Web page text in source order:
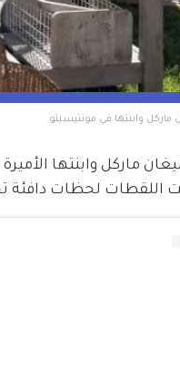
ماركل وابنتها في مونتيسيتو
ماركل وابنتها
لحظات دافئة